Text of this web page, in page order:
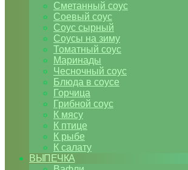
Сметанный соус
Соевый соус
Соус сырный
Соусы на зиму
Томатный соус
Маринады
Чесночный соус
Блюда в соусе
Горчица
Грибной соус
К мясу
К птице
К рыбе
К салату
ВЫПЕЧКА